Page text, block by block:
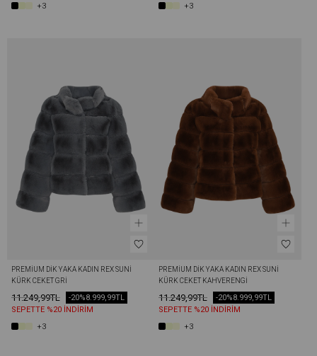
+3
+3
PREMIUM DIK YAKA KADIN REX SUNI
KÜRK CEKET GRI
11.249,99TL 8.999,99TL
-20%
SEPETTE %20 İNDİRİM
+3
PREMIUM DIK YAKA KADIN REX SUNI
KÜRK CEKET KAHVERENGI
11.249,99TL 8.999,99TL
-20%
SEPETTE %20 İNDİRİM
+3